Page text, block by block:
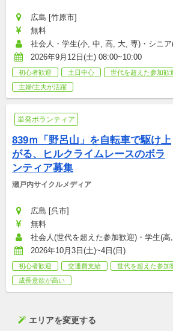
広島 [竹原市]
無料
社会人・学生(小, 中, 高, 大, 専)・シニ
2026年9月12日(土) 08:00~10:00
初心者歓迎 土日中心 世代を超えた参加歓
主婦/主夫が活躍
単発ボランティア
839ｍ「野呂山」を自転車で駆け上
がる、ヒルクライムレースのボラ
ンティア募集
瀬戸内サイクルメディア
広島 [呉市]
無料
社会人(世代を超えた参加歓迎)・学生(高
2026年10月3日(土)~4日(日)
初心者歓迎 交通費支給 世代を超えた参加
成長意欲が高い
エリアを変更する